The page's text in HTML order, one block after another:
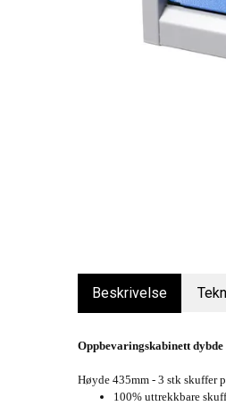
Beskrivelse
Oppbevaringskabinett dybde
Høyde 435mm - 3 stk skuffer
100% uttrekkbare